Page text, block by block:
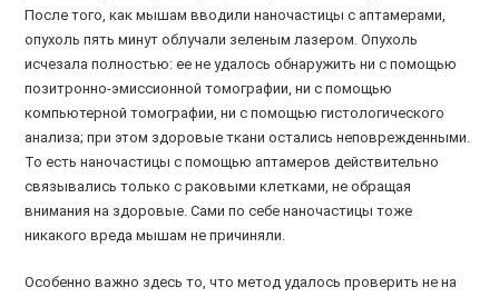
После того, как мышам вводили наночастицы с аптамерами,
опухоль пять минут облучали зеленым лазером. Опухоль
исчезала полностью: ее не удалось обнаружить ни с помощью
позитронно-эмиссионной томографии, ни с помощью
компьютерной томографии, ни с помощью гистологического
анализа; при этом здоровые ткани остались неповрежденными.
То есть наночастицы с помощью аптамеров действительно
связывались только с раковыми клетками, не обращая
внимания на здоровые. Сами по себе наночастицы тоже
никакого вреда мышам не причиняли.
Особенно важно здесь то, что метод удалось проверить не на